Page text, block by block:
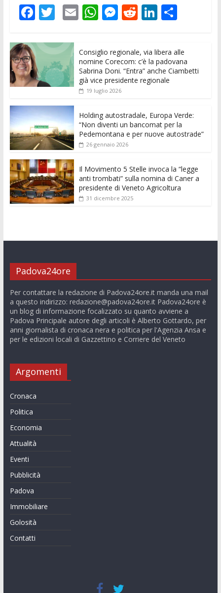
F
e
b
o
o
k
T
itt
er
E
l
W
at
s
A
p
M
e
n
g
R
di
t
Li
k
e
dI
C
n
di
vi
Consiglio regionale, via libera alle
nomine Corecom: c’è la padovana
Sabrina Doni. “Entra” anche Ciambetti
già vice presidente regionale
19 luglio 2026
Holding autostradale, Europa Verde:
“Non diventi un bancomat per la
Pedemontana e per nuove autostrade”
26 gennaio 2026
Il Movimento 5 Stelle invoca la “legge
anti trombati” sulla nomina di Caner a
presidente di Veneto Agricoltura
31 dicembre 2025
Padova24ore
Per contattare la redazione di Padova24ore.it manda una mail
a questo indirizzo: redazione@padova24ore.itPadova24ore è
un blog di informazione focalizzato su quanto avviene a
Padova Principale autore degli articoli è Alberto Gottardo, per
anni giornalista di cronaca nera e politica per l'Agenzia Ansa e
per le edizioni locali di Gazzettino e Corriere del Veneto
Argomenti
Cronaca
Politica
Economia
Attualità
Eventi
Pubblicità
Padova
Immobiliare
Golosità
Contatti